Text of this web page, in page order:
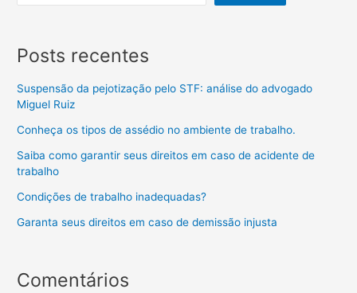
Posts recentes
Suspensão da pejotização pelo STF: análise do advogado
Miguel Ruiz
Conheça os tipos de assédio no ambiente de trabalho.
Saiba como garantir seus direitos em caso de acidente de
trabalho
Condições de trabalho inadequadas?
Garanta seus direitos em caso de demissão injusta
Comentários